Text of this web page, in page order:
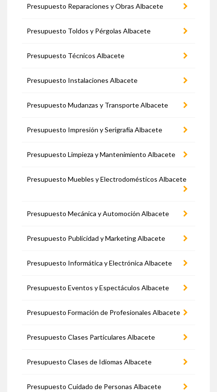
Presupuesto Reparaciones y Obras Albacete
Presupuesto Toldos y Pérgolas Albacete
Presupuesto Técnicos Albacete
Presupuesto Instalaciones Albacete
Presupuesto Mudanzas y Transporte Albacete
Presupuesto Impresión y Serigrafía Albacete
Presupuesto Limpieza y Mantenimiento Albacete
Presupuesto Muebles y Electrodomésticos Albacete
Presupuesto Mecánica y Automoción Albacete
Presupuesto Publicidad y Marketing Albacete
Presupuesto Informática y Electrónica Albacete
Presupuesto Eventos y Espectáculos Albacete
Presupuesto Formación de Profesionales Albacete
Presupuesto Clases Particulares Albacete
Presupuesto Clases de Idiomas Albacete
Presupuesto Cuidado de Personas Albacete